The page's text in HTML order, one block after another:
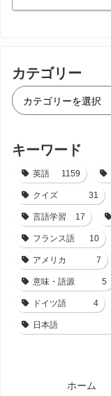
カテゴリー
キーワード
英語 1159
クイズ 31
言語学習 17
フランス語 10
アメリカ 7
意味・語源 5
ドイツ語 4
日本語
ホーム